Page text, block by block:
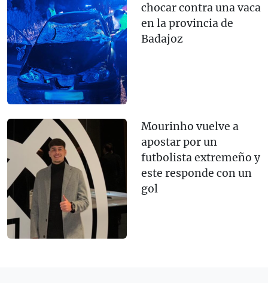
chocar contra una vaca
en la provincia de
Badajoz
Mourinho vuelve a
apostar por un
futbolista extremeño y
este responde con un
gol